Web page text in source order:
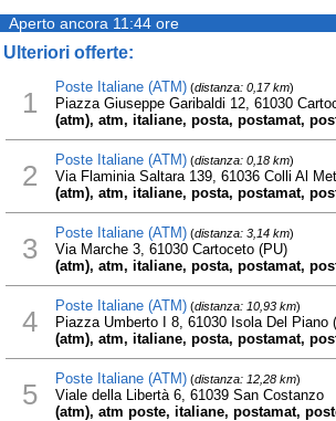
Aperto ancora 11:44 ore
Ulteriori offerte:
1 Poste Italiane (ATM)(distanza: 0,17 km)
Piazza Giuseppe Garibaldi 12, 61030
(atm), atm, italiane, posta, postamat,
2 Poste Italiane (ATM)(distanza: 0,18 km)
Via Flaminia Saltara 139, 61036 Colli Al
(atm), atm, italiane, posta, postamat,
3 Poste Italiane (ATM)(distanza: 3,14 km)
Via Marche 3, 61030 Cartoceto (PU)
(atm), atm, italiane, posta, postamat,
4 Poste Italiane (ATM)(distanza: 10,93 km)
Piazza Umberto I 8, 61030 Isola Del Piano
(atm), atm, italiane, posta, postamat,
5 Poste Italiane (ATM)(distanza: 12,28 km)
Viale della Libertà 6, 61039 San Costanzo
(atm), atm poste, italiane, postamat,